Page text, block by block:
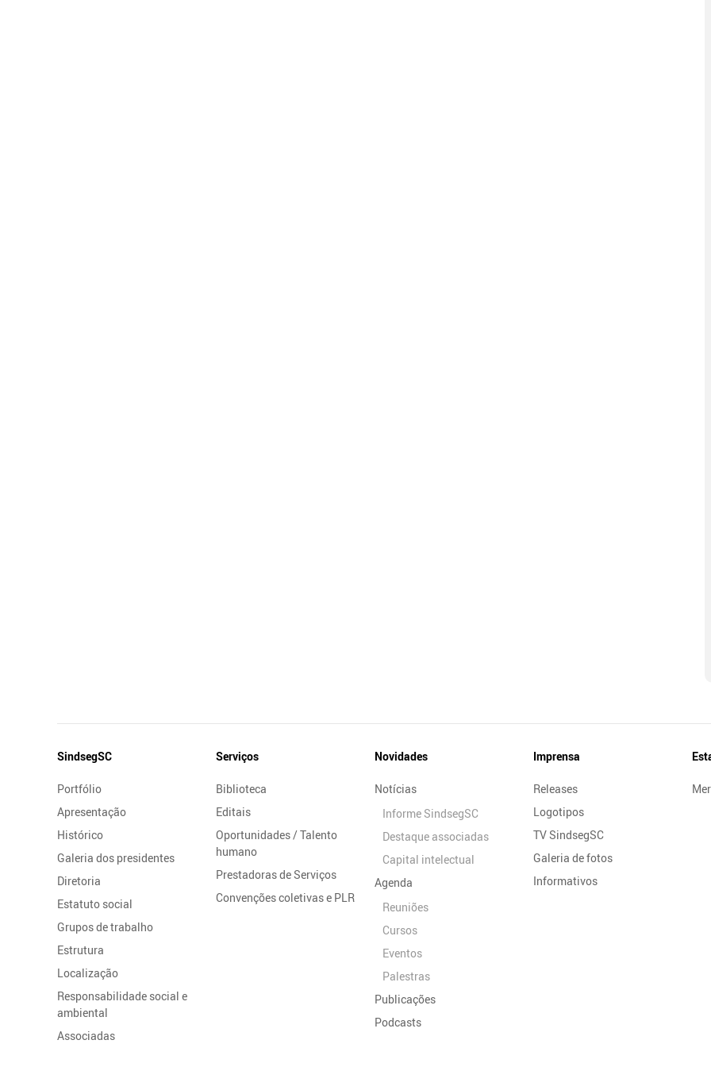
Mapa
Site
SindsegSC
Portfólio
Apresentação
Histórico
Galeria dos presidentes
Diretoria
Estatuto social
Grupos de trabalho
Estrutura
Localização
Responsabilidade social e
ambiental
Associadas
Serviços
Biblioteca
Editais
Oportunidades / Talento
humano
Prestadoras de Serviços
Convenções coletivas e PLR
Novidades
Notícias
Informe SindsegSC
Destaque associadas
Capital intelectual
Agenda
Reuniões
Cursos
Eventos
Palestras
Publicações
Podcasts
Imprensa
Releases
Logotipos
TV SindsegSC
Galeria de fotos
Informativos